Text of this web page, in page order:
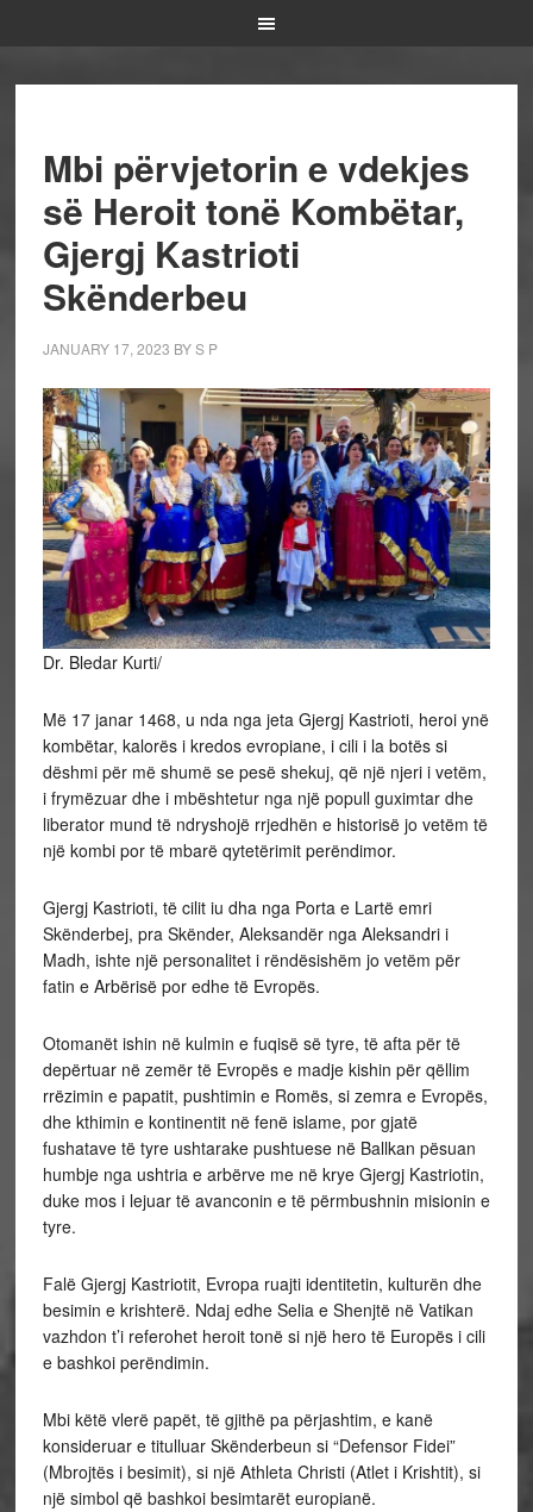
Mbi përvjetorin e vdekjes
së Heroit tonë Kombëtar,
Gjergj Kastrioti
Skënderbeu
JANUARY 17, 2023 BYS P
Dr. Bledar Kurti/
Më 17 janar 1468, u nda nga jeta Gjergj Kastrioti, heroi ynë
kombëtar, kalorës i kredos evropiane, i cili i la botës si
dëshmi për më shumë se pesë shekuj, që një njeri i vetëm,
i frymëzuar dhe i mbështetur nga një popull guximtar dhe
liberator mund të ndryshojë rrjedhën e historisë jo vetëm të
një kombi por të mbarë qytetërimit perëndimor.
Gjergj Kastrioti, të cilit iu dha nga Porta e Lartë emri
Skënderbej, pra Skënder, Aleksandër nga Aleksandri i
Madh, ishte një personalitet i rëndësishëm jo vetëm për
fatin e Arbërisë por edhe të Evropës.
Otomanët ishin në kulmin e fuqisë së tyre, të afta për të
depërtuar në zemër të Evropës e madje kishin për qëllim
rrëzimin e papatit, pushtimin e Romës, si zemra e Evropës,
dhe kthimin e kontinentit në fenë islame, por gjatë
fushatave të tyre ushtarake pushtuese në Ballkan pësuan
humbje nga ushtria e arbërve me në krye Gjergj Kastriotin,
duke mos i lejuar të avanconin e të përmbushnin misionin e
tyre.
Falë Gjergj Kastriotit, Evropa ruajti identitetin, kulturën dhe
besimin e krishterë. Ndaj edhe Selia e Shenjtë në Vatikan
vazhdon t’i referohet heroit tonë si një hero të Europës i cili
e bashkoi perëndimin.
Mbi këtë vlerë papët, të gjithë pa përjashtim, e kanë
konsideruar e titulluar Skënderbeun si “Defensor Fidei”
(Mbrojtës i besimit), si një Athleta Christi (Atlet i Krishtit), si
një simbol që bashkoi besimtarët europianë.